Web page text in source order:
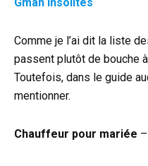
Comme je l’ai dit la liste
passent plutôt de bouche
Toutefois, dans le guide
mentionner.
Chauffeur pour mariée